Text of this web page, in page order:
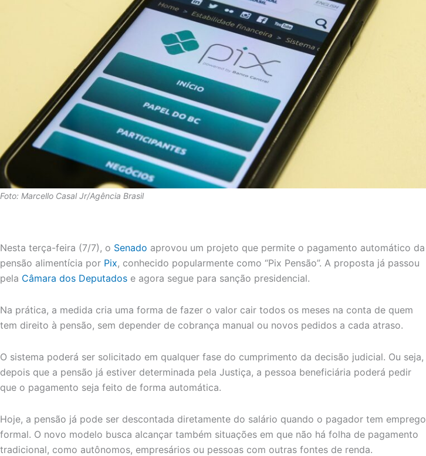
Foto: Marcello Casal Jr/Agência Brasil
Nesta terça-feira (7/7), o Senado aprovou um projeto que permite o pagamento automático da
pensão alimentícia por Pix, conhecido popularmente como “Pix Pensão”. A proposta já passou
pela Câmara dos Deputados e agora segue para sanção presidencial.
Na prática, a medida cria uma forma de fazer o valor cair todos os meses na conta de quem
tem direito à pensão, sem depender de cobrança manual ou novos pedidos a cada atraso.
O sistema poderá ser solicitado em qualquer fase do cumprimento da decisão judicial. Ou seja,
depois que a pensão já estiver determinada pela Justiça, a pessoa beneficiária poderá pedir
que o pagamento seja feito de forma automática.
Hoje, a pensão já pode ser descontada diretamente do salário quando o pagador tem emprego
formal. O novo modelo busca alcançar também situações em que não há folha de pagamento
tradicional, como autônomos, empresários ou pessoas com outras fontes de renda.